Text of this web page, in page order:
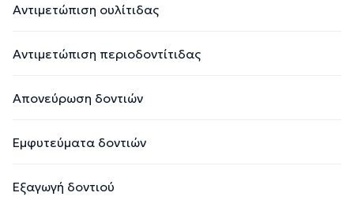
Αντιμετώπιση ουλίτιδας
Αντιμετώπιση περιοδοντίτιδας
Απονεύρωση δοντιών
Εμφυτεύματα δοντιών
Εξαγωγή δοντιού